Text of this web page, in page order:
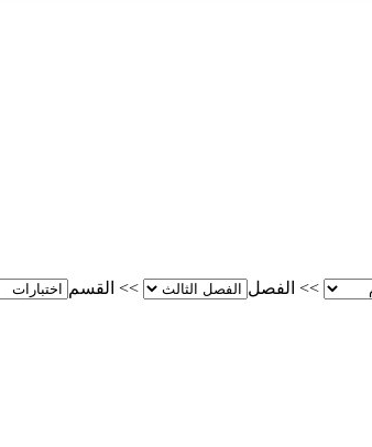
>> الفصل >> القسم